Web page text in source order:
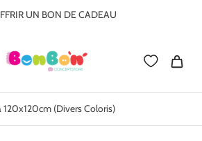
UN BON DE CADEAU
120x120cm (divers Coloris)